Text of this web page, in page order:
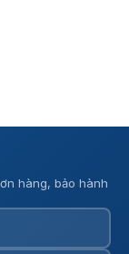
hàng, bảo hành